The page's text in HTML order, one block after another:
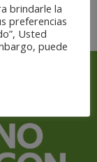
brindarle la
preferencias
Usted
puede